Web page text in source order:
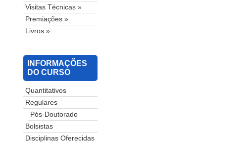
Visitas Técnicas »
Premiações »
Livros »
INFORMAÇÕES
DO CURSO
Quantitativos
Regulares
Pós-Doutorado
Bolsistas
Disciplinas Oferecidas